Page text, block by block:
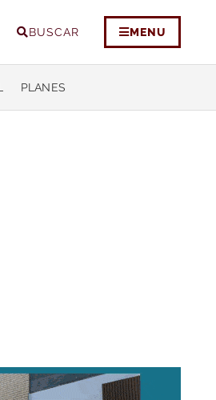
BUSCAR MENU
PLANES